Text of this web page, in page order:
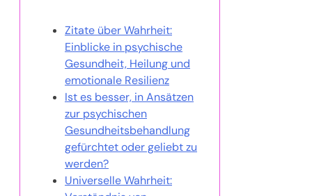
Zitate über Wahrheit:
Einblicke in psychische
Gesundheit, Heilung und
emotionale Resilienz
Ist es besser, in Ansätzen
zur psychischen
Gesundheitsbehandlung
gefürchtet oder geliebt zu
werden?
Universelle Wahrheit: